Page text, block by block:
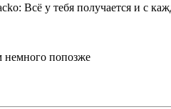
Всё у тебя получается и с
немного попозже